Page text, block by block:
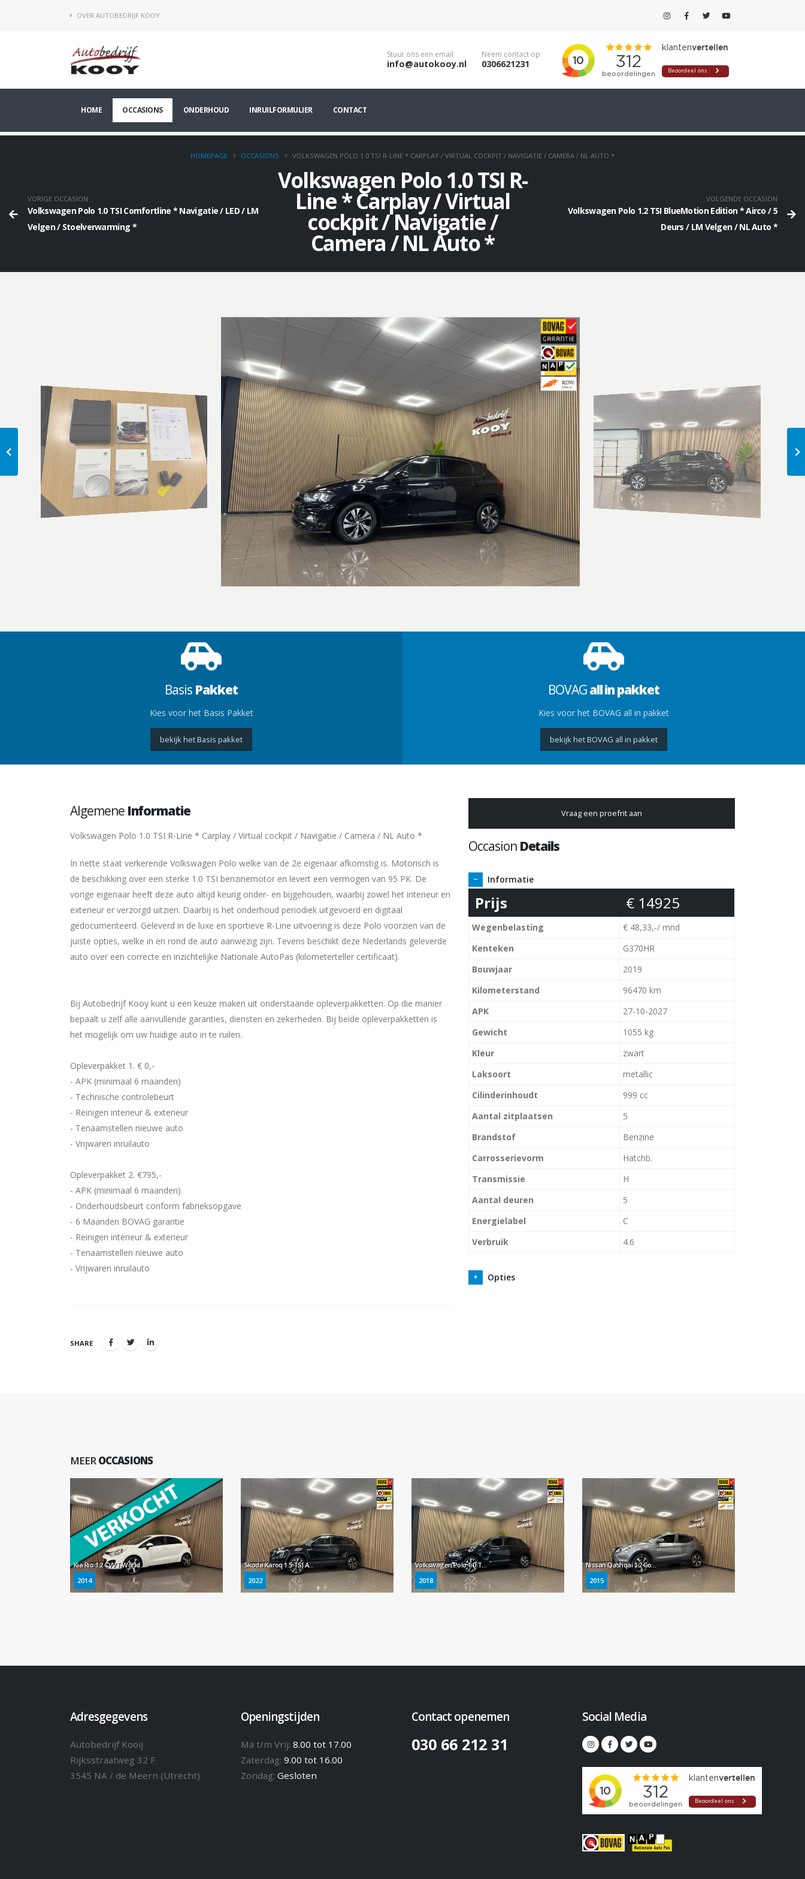
OVER AUTOBEDRIJF KOOY
Stuur ons een email
info@autokooy.nl
Neem contact op
0306621231
HOME OCCASIONS ONDERHOUD INRUILFORMULIER CONTACT
HOMEPAGE OCCASIONS VOLKSWAGEN POLO 1.0 TSI R-LINE * CARPLAY / VIRTUAL COCKPIT / NAVIGATIE / CAMERA / NL AUTO *
VORIGE OCCASION
Volkswagen Polo 1.0 TSI Comfortline * Navigatie / LED / LM
Velgen / Stoelverwarming *
Volkswagen Polo 1.0 TSI R-
Line * Carplay / Virtual
cockpit / Navigatie /
Camera / NL Auto *
VOLGENDE OCCASION
Volkswagen Polo 1.2 TSI BlueMotion Edition * Airco / 5
Deurs / LM Velgen / NL Auto *
Basis Pakket
Kies voor het Basis Pakket
bekijk het Basis pakket
BOVAGall in pakket
Kies voor het BOVAG all in pakket
bekijk het BOVAG all in pakket
Algemene Informatie
Volkswagen Polo 1.0 TSI R-Line * Carplay / Virtual cockpit / Navigatie / Camera / NL Auto *
In nette staat verkerende Volkswagen Polo welke van de 2e eigenaar afkomstig is. Motorisch is
de beschikking over een sterke 1.0 TSI benzinemotor en levert een vermogen van 95 PK. De
vorige eigenaar heeft deze auto altijd keurig onder- en bijgehouden, waarbij zowel het interieur en
exterieur er verzorgd uitzien. Daarbij is het onderhoud periodiek uitgevoerd en digitaal
gedocumenteerd. Geleverd in de luxe en sportieve R-Line uitvoering is deze Polo voorzien van de
juiste opties, welke in en rond de auto aanwezig zijn. Tevens beschikt deze Nederlands geleverde
auto over een correcte en inzichtelijke Nationale AutoPas (kilometerteller certificaat).
Bij Autobedrijf Kooy kunt u een keuze maken uit onderstaande opleverpakketten. Op die manier
bepaalt u zelf alle aanvullende garanties, diensten en zekerheden. Bij beide opleverpakketten is
het mogelijk om uw huidige auto in te ruilen.
Opleverpakket 1. € 0,-
- APK (minimaal 6 maanden)
- Technische controlebeurt
- Reinigen interieur & exterieur
- Tenaamstellen nieuwe auto
- Vrijwaren inruilauto
Opleverpakket 2. €795,-
- APK (minimaal 6 maanden)
- Onderhoudsbeurt conform fabrieksopgave
- 6 Maanden BOVAG garantie
- Reinigen interieur & exterieur
- Tenaamstellen nieuwe auto
- Vrijwaren inruilauto
SHARE
Vraag een proefrit aan
Occasion Details
Informatie
Prijs € 14925
Wegenbelasting
€ 48,33,-/ mnd
Kenteken
G370HR
Bouwjaar
2019
Kilometerstand
96470 km
APK
27-10-2027
Gewicht
1055 kg
Kleur
zwart
Laksoort
metallic
Cilinderinhoudt
999 cc
Aantal zitplaatsen
5
Brandstof
Benzine
Carrosserievorm
Hatchb.
Transmissie
H
Aantal deuren
5
Energielabel
C
Verbruik
4.6
Opties
MEEROCCASIONS
Kia Rio 1.2 CVVT World Cup Edition Plus * 66.887 km + NAP / Leder / Cruise control / LM Velgen / NL Auto *
2014
Skoda Karoq 1.5 TSI ACT Business Edition * Automaat / Carplay / Virtual cockpit / Camera / NL Auto *
2022
Volkswagen Polo 1.0 TSI Comfortline * Navigatie / LED / LM Velgen / Stoelverwarming *
2018
Nissan Qashqai 1.2 Connect Edition * Panoramadak / 360° Camera / Trekhaak / NL Auto *
2015
Adresgegevens
Autobedrijf Kooij
Rijksstraatweg 32 F
3545 NA / de Meern (Utrecht)
Openingstijden
Ma t/m Vrij: 8.00 tot 17.00
Zaterdag: 9.00 tot 16.00
Zondag: Gesloten
Contact openemen
030 66 212 31
Social Media